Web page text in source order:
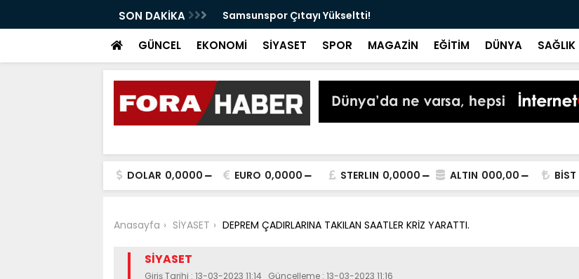
SON DAKİKA
Bir Tekkeköy İçin Çalışıyoruz" Samsunspor Çıtayı Yükseltti!
GÜNCEL EKONOMİ SİYASET SPOR MAGAZİN EĞİTİM DÜNYA SAĞLIK
DOLAR 0,0000 EURO 0,0000 STERLIN 0,0000 ALTIN 000,00 BİST
Anasayfa SİYASET DEPREM ÇADIRLARINA TAKILAN SAATLER KRİZ YARATTI.
SİYASET
Giriş Tarihi : 13-03-2023 11:14 Güncelleme : 13-03-2023 11:16